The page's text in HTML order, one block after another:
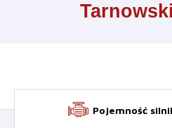
Pojemność